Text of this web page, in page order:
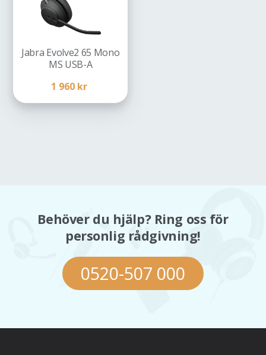
Jabra Evolve2 65 Mono
MS USB-A
1 960 kr
Behöver du hjälp? Ring oss för
personlig rådgivning!
0520-507 000